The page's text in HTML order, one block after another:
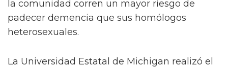
la comunidad corren un mayor riesgo de
padecer demencia que sus homólogos
heterosexuales.
La Universidad Estatal de Michigan realizó el